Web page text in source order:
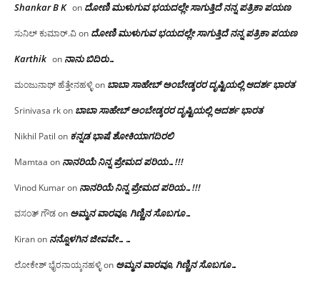
Shankar B K on ದೋಣಿ ಮುಳುಗುವ ಭಯದಲ್ಲೇ ಸಾಗುತ್ತಿದೆ ನನ್ನ ಪತ್ರಿಕಾ ಪಯಣ
ಸುನಿಲ್ ಕುಮಾರ್.ವಿon ದೋಣಿ ಮುಳುಗುವ ಭಯದಲ್ಲೇ ಸಾಗುತ್ತಿದೆ ನನ್ನ ಪತ್ರಿಕಾ ಪಯಣ
Karthik on ನಾನು ಬಿದಿರು…
ಮಂಜುನಾಥ್ ಹೆತ್ತೇನಹಳ್ಳಿon ಬಾಬಾ ಸಾಹೇಬ್ ಅಂಬೇಡ್ಕರರ ದೃಷ್ಟಿಯಲ್ಲಿ ಆದರ್ಶ ಭಾರತ
Srinivasa rkon ಬಾಬಾ ಸಾಹೇಬ್ ಅಂಬೇಡ್ಕರರ ದೃಷ್ಟಿಯಲ್ಲಿ ಆದರ್ಶ ಭಾರತ
Nikhil Patil on ಕನ್ನಡ ಭಾಷೆ ಶೋಕಿಯಾಗದಿರಲಿ
Mamtaa on ನಾನರಿಯೆ ನಿನ್ನ ಪ್ರೇಮದ ಪರಿಯ…!!!
Vinod Kumaron ನಾನರಿಯೆ ನಿನ್ನ ಪ್ರೇಮದ ಪರಿಯ…!!!
ವಸಂತ್ ಗೌಡon ಅಮ್ಮನ ವಾರವೂ, ಗಿಣ್ಣಿನ ಸೊಬಗೂ…
Kiranon ನನ್ನೊಳಗಿನ ಜೀವವೇ……
ಲೋಕೇಶ್ ಭೈರನಾಯ್ಕನಹಳ್ಳಿon ಅಮ್ಮನ ವಾರವೂ, ಗಿಣ್ಣಿನ ಸೊಬಗೂ…